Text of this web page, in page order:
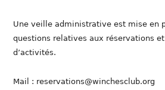
Une veille administrative est mise en
questions relatives aux réservations
d’activités.
Mail : reservations@winchesclub.org